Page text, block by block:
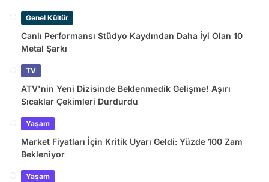
Genel Kültür
Canlı Performansı Stüdyo Kaydından Daha İyi Olan 10
Metal Şarkı
TV
ATV'nin Yeni Dizisinde Beklenmedik Gelişme! Aşırı
Sıcaklar Çekimleri Durdurdu
Yaşam
Market Fiyatları İçin Kritik Uyarı Geldi: Yüzde 100 Zam
Bekleniyor
Yaşam